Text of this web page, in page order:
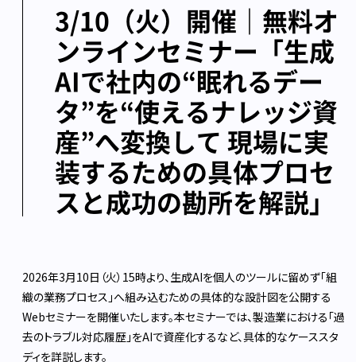
3/10（火）開催｜無料オ
ンラインセミナー「生成
AIで社内の“眠れるデー
タ”を“使えるナレッジ資
産”へ変換して 現場に実
装するための具体プロセ
スと成功の勘所を解説」
2026年3月10日（火）15時より、生成AIを個人のツールに留めず「組
織の業務プロセス」へ組み込むための具体的な設計図を公開する
Webセミナーを開催いたします。本セミナーでは、製造業における「過
去のトラブル対応履歴」をAIで資産化するなど、具体的なケーススタ
ディを詳説します。